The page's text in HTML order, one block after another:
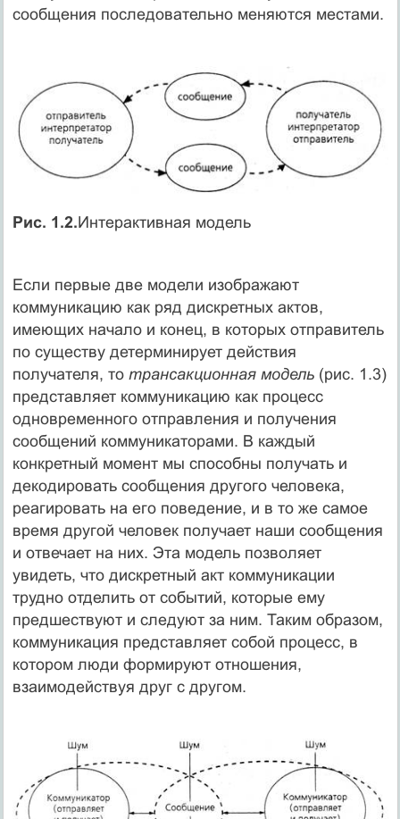
сообщения последовательно меняются местами.
Рис. 1.2.Интерактивная модель
Если первые две модели изображают
коммуникацию как ряд дискретных актов,
имеющих начало и конец, в которых отправитель
по существу детерминирует действия
получателя, то трансакционная модель (рис. 1.3)
представляет коммуникацию как процесс
одновременного отправления и получения
сообщений коммуникаторами. В каждый
конкретный момент мы способны получать и
декодировать сообщения другого человека,
реагировать на его поведение, и в то же самое
время другой человек получает наши сообщения
и отвечает на них. Эта модель позволяет
увидеть, что дискретный акт коммуникации
трудно отделить от событий, которые ему
предшествуют и следуют за ним. Таким образом,
коммуникация представляет собой процесс, в
котором люди формируют отношения,
взаимодействуя друг с другом.